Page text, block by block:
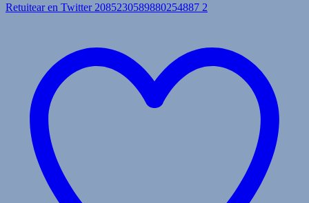
Retuitear en Twitter 2085230589880254887 2